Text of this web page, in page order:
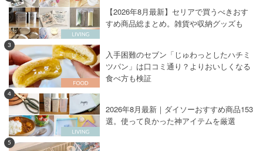
【2026年8月最新】セリアで買うべきおす
すめ商品総まとめ。雑貨や収納グッズも
3
入手困難のセブン「じゅわっとしたハチミ
ツパン」は口コミ通り？よりおいしくなる
食べ方も検証
4
2026年8月最新｜ダイソーおすすめ商品153
選。使って良かった神アイテムを厳選
5